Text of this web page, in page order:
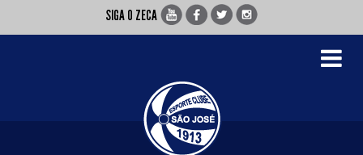
SIGA O ZECA
Toggle